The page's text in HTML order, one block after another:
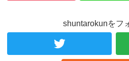
shuntarokunをフ